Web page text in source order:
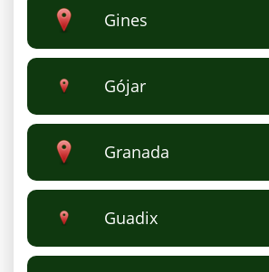
Gines
Gójar
Granada‎
Guadix